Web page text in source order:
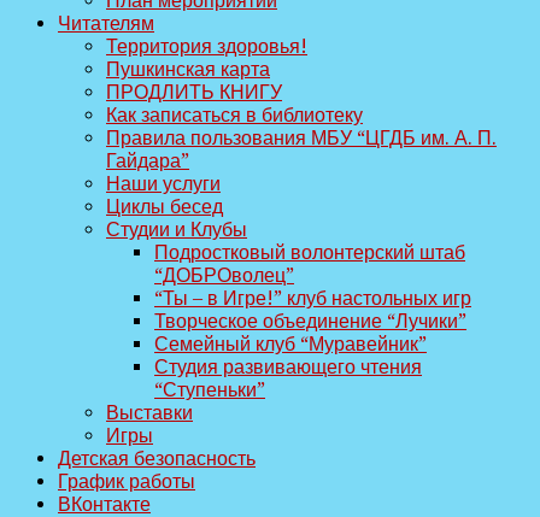
Читателям
Территория здоровья!
Пушкинская карта
ПРОДЛИТЬ КНИГУ
Как записаться в библиотеку
Правила пользования МБУ “ЦГДБ им. А. П.
Гайдара”
Наши услуги
Циклы бесед
Студии и Клубы
Подростковый волонтерский штаб
“ДОБРОволец”
“Ты – в Игре!” клуб настольных игр
Творческое объединение “Лучики”
Семейный клуб “Муравейник”
Студия развивающего чтения
“Ступеньки”
Выставки
Игры
Детская безопасность
График работы
ВКонтакте